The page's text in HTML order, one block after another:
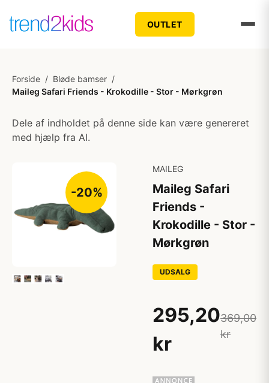
OUTLET
Forside / Bløde bamser /
Maileg Safari Friends - Krokodille - Stor - Mørkgrøn
Dele af indholdet på denne side kan være genereret
med hjælp fra AI.
-20%
MAILEG
Maileg Safari
Friends -
Krokodille - Stor -
Mørkgrøn
UDSALG
295,20
kr
369,00
kr